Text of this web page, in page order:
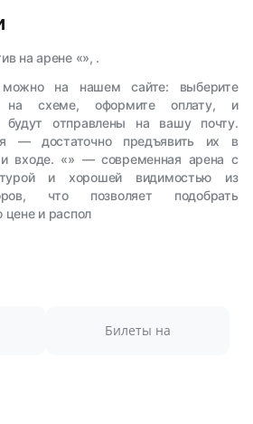
на арене «», .
можно на нашем сайте: выберите
на схеме, оформите оплату, и
будут отправлены на вашу почту.
— достаточно предъявить их в
входе. «» — современная арена с
и хорошей видимостью из
что позволяет подобрать
и распол
Билеты на